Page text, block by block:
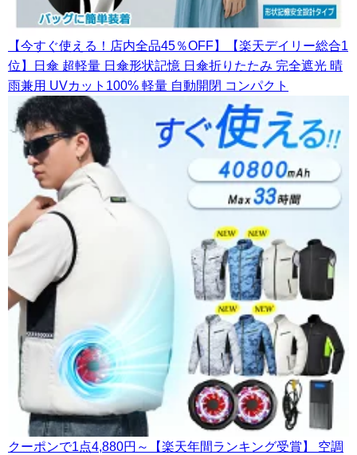
【今すぐ使える！店内全品45％OFF】【楽天デイリー総合1
位】日傘 超軽量 日傘形状記憶 日傘折りたたみ 完全遮光 晴
雨兼用 UVカット100% 軽量 自動開閉 コンパクト
クーポンで1点4,880円～【楽天年間ランキング受賞】 空調